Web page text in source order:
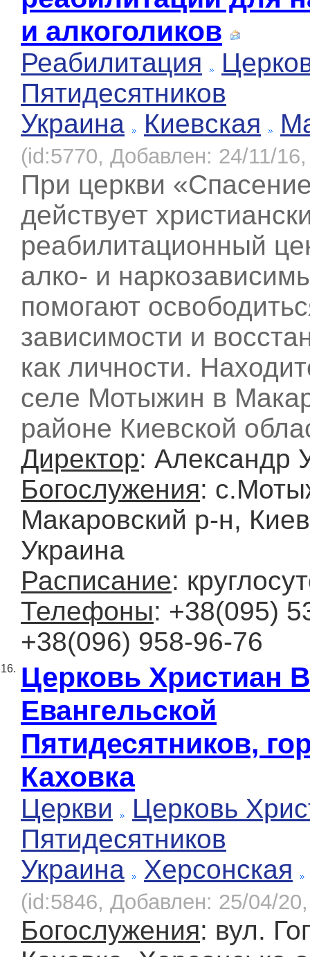
и алкоголиков
Реабилитация
Пятидесятников
Украина
Киевская
(id:5770, Добавлен: 24/11/
При церкви
действует
реабилитационный
алко- и
помогают
зависимости и
как личности.
селе Мотыжин в
районе Киевской
Директор: Александр
Богослужения:
Макаровский р-н,
Украина
Расписание:
Телефоны: +38(095)
+38(096) 958-96-76
16. Церковь Христиан
Евангельской
Пятидесятников,
Каховка
Церкви
Церковь
Пятидесятников
Украина
Херсонская
(id:5846, Добавлен: 25/04/
Богослужения: вул.